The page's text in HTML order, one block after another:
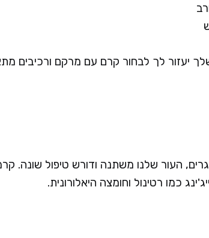
שלך יעזור לך לבחור קרם עם מרקם ורכיבים
העור שלנו משתנה ודורש טיפול שונה.
כמו רטינול וחומצה היאלורונית.